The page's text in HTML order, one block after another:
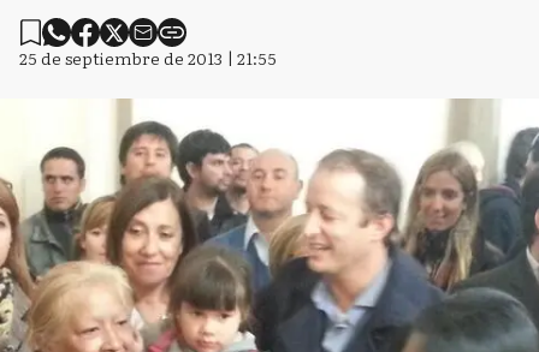
25 de septiembre de 2013 | 21:55